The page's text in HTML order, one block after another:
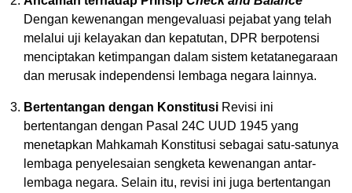
Dengan kewenangan mengevaluasi pejabat yang telah
melalui uji kelayakan dan kepatutan, DPR berpotensi
menciptakan ketimpangan dalam sistem ketatanegaraan
dan merusak independensi lembaga negara lainnya.
Bertentangan dengan Konstitusi Revisi ini
bertentangan dengan Pasal 24C UUD 1945 yang
menetapkan Mahkamah Konstitusi sebagai satu-satunya
lembaga penyelesaian sengketa kewenangan antar-
lembaga negara. Selain itu, revisi ini juga bertentangan